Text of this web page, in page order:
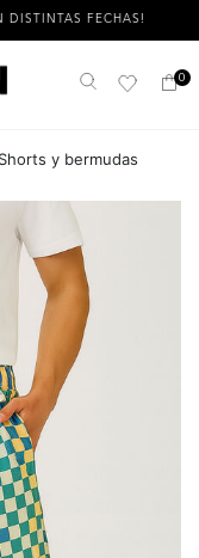
FECHAS!
Buscar 0
Shorts y bermudas